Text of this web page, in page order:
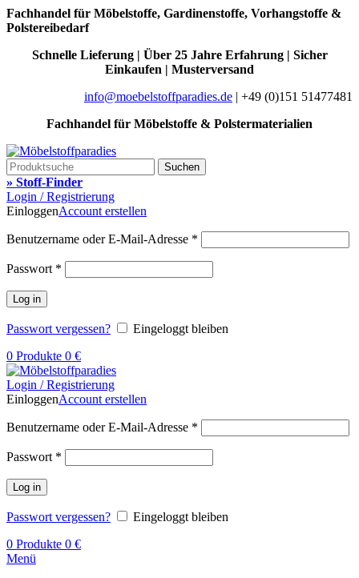
Fachhandel für Möbelstoffe, Gardinenstoffe, Vorhangstoffe &
Polstereibedarf
Schnelle Lieferung | Über 25 Jahre Erfahrung | Sicher
Einkaufen | Musterversand
info@moebelstoffparadies.de | +49 (0)151 51477481
Fachhandel für Möbelstoffe & Polstermaterialien
Suchen
» Stoff-Finder
Login / Registrierung
EinloggenAccount erstellen
Benutzername oder E-Mail-Adresse *
Passwort *
Log in
Passwort vergessen?
Eingeloggt bleiben
0 Produkte 0 €
Login / Registrierung
EinloggenAccount erstellen
Benutzername oder E-Mail-Adresse *
Passwort *
Log in
Passwort vergessen?
Eingeloggt bleiben
0 Produkte 0 €
Menü